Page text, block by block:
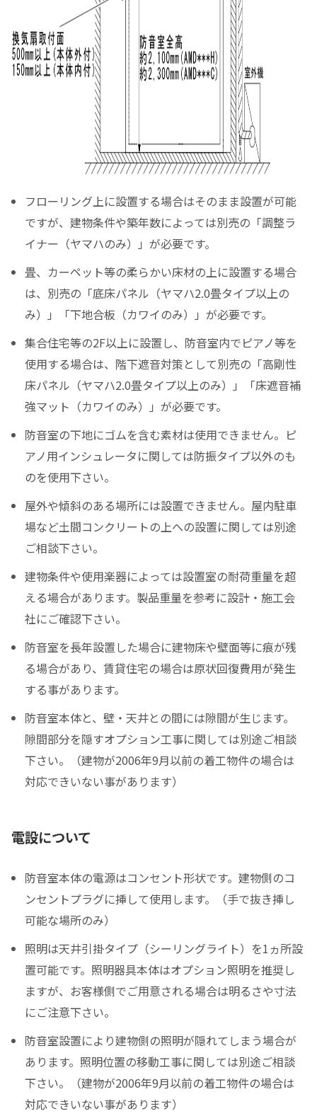
フローリング上に設置する場合はそのまま設置が可能
ですが、建物条件や築年数によっては別売の「調整ラ
イナー（ヤマハのみ）」が必要です。
畳、カーペット等の柔らかい床材の上に設置する場合
は、別売の「底床パネル（ヤマハ2.0畳タイプ以上の
み）」「下地合板（カワイのみ）」が必要です。
集合住宅等の2F以上に設置し、防音室内でピアノ等を
使用する場合は、階下遮音対策として別売の「高剛性
床パネル（ヤマハ2.0畳タイプ以上のみ）」「床遮音補
強マット（カワイのみ）」が必要です。
防音室の下地にゴムを含む素材は使用できません。ピ
アノ用インシュレータに関しては防振タイプ以外のも
のを使用下さい。
屋外や傾斜のある場所には設置できません。屋内駐車
場など土間コンクリートの上への設置に関しては別途
ご相談下さい。
建物条件や使用楽器によっては設置室の耐荷重量を超
える場合があります。製品重量を参考に設計・施工会
社にご確認下さい。
防音室を長年設置した場合に建物床や壁面等に痕が残
る場合があり、賃貸住宅の場合は原状回復費用が発生
する事があります。
防音室本体と、壁・天井との間には隙間が生じます。
隙間部分を隠すオプション工事に関しては別途ご相談
下さい。（建物が2006年9月以前の着工物件の場合は
対応できいない事があります）
電設について
防音室本体の電源はコンセント形状です。建物側のコ
ンセントプラグに挿して使用します。（手で抜き挿し
可能な場所のみ）
照明は天井引掛タイプ（シーリングライト）を1ヵ所設
置可能です。照明器具本体はオプション照明を推奨し
ますが、お客様側でご用意される場合は明るさや寸法
にご注意下さい。
防音室設置により建物側の照明が隠れてしまう場合が
あります。照明位置の移動工事に関しては別途ご相談
下さい。（建物が2006年9月以前の着工物件の場合は
対応できいない事があります）